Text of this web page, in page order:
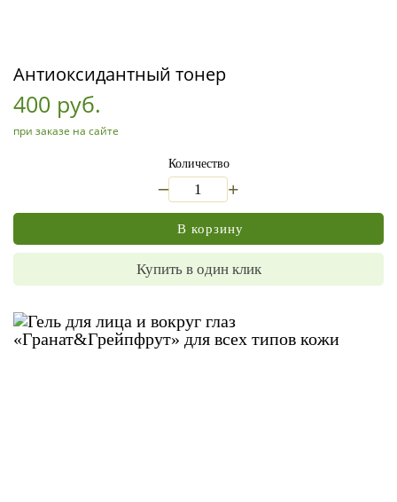
Антиоксидантный тонер
400 руб.
при заказе на сайте
Количество
+
В корзину
Купить в один клик